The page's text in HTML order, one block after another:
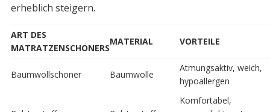
erheblich steigern.
ART DES
MATRATZENSCHONERS
MATERIAL VORTEILE
Baumwollschoner Baumwolle
Atmungsaktiv, weich,
hypoallergen
Komfortabel,